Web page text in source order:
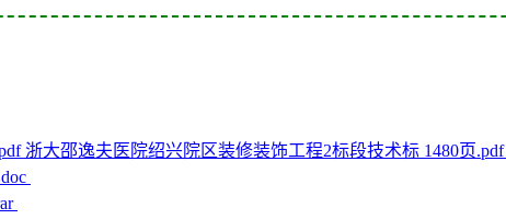
浙大邵逸夫医院绍兴院区装修装饰工程2标段技术标 1480页.pdf